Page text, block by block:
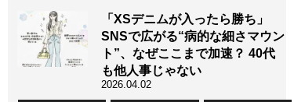
「XSデニムが入ったら勝ち」
SNSで広がる“病的な細さマウン
ト”、なぜここまで加速？ 40代
も他人事じゃない
2026.04.02